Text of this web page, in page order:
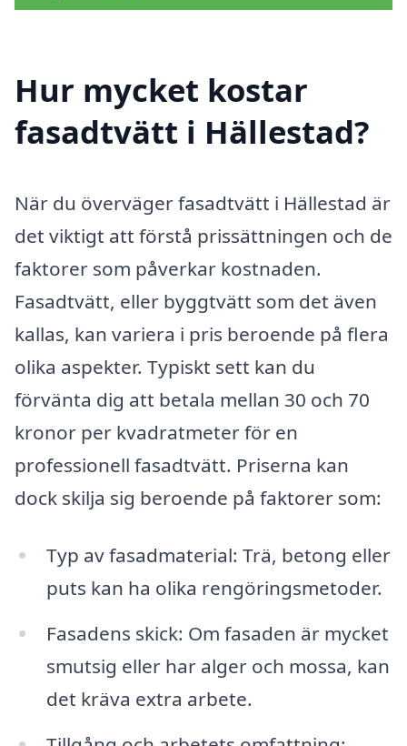
Hur mycket kostar
fasadtvätt i Hällestad?
När du överväger fasadtvätt i Hällestad är
det viktigt att förstå prissättningen och de
faktorer som påverkar kostnaden.
Fasadtvätt, eller byggtvätt som det även
kallas, kan variera i pris beroende på flera
olika aspekter. Typiskt sett kan du
förvänta dig att betala mellan 30 och 70
kronor per kvadratmeter för en
professionell fasadtvätt. Priserna kan
dock skilja sig beroende på faktorer som:
Typ av fasadmaterial: Trä, betong eller
puts kan ha olika rengöringsmetoder.
Fasadens skick: Om fasaden är mycket
smutsig eller har alger och mossa, kan
det kräva extra arbete.